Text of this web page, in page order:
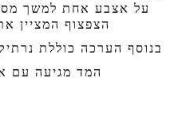
על אצבע אחת למשך
הצפצוף המציין
בנוסף הערכה כוללת
המד מגיעה עם